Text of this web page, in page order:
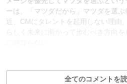
ーは、「マツダだから」マツダを選
近、CMにタレントを起用しない理由
らしく未来に向かって歩むべき方向
全てのコメントを読